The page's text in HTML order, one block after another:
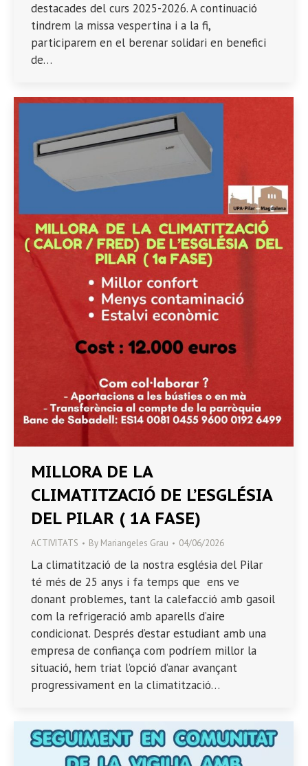
destacades del curs 2025-2026. A continuació
tindrem la missa vespertina i a la fi,
participarem en el berenar solidari en benefici
de…
MILLORA DE LA
CLIMATITZACIÓ DE L’ESGLÉSIA
DEL PILAR ( 1A FASE)
ACTIVITATS By Mariangeles Grau 04/06/2026
La climatització de la nostra església del Pilar
té més de 25 anys i fa temps que ens ve
donant problemes, tant la calefacció amb gasoil
com la refrigeració amb aparells d’aire
condicionat. Després d’estar estudiant amb una
empresa de confiança com podríem millor la
situació, hem triat l’opció d’anar avançant
progressivament en la climatització…